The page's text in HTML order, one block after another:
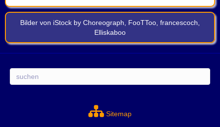
Bilder von iStock by Choreograph, FooTToo, francescoch,
Elliskaboo
Suchen
Sitemap